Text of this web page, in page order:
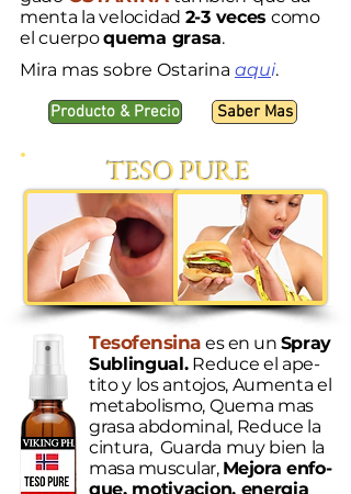
menta la velocidad 2-3 veces como
el cuerpoquema grasa.
Mira mas sobre Ostarina aqui.
Producto & Precio Saber Mas
TESO PURE
Tesofensina es en un Spray
Sublingual.Reduce el ape-
tito y los antojos, Aumenta el
metabolismo, Quema mas
grasa abdominal, Reduce la
cintura, Guarda muy bien la
masa muscular, Mejora enfo-
que, motivacion, energia